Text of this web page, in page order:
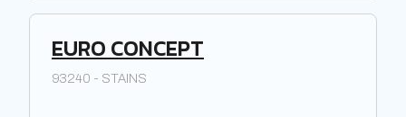
EURO CONCEPT
93240 - STAINS